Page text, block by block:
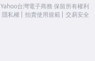
Yahoo台灣電子商務 保留所有權利
隱私權 拍賣使用規範 交易安全